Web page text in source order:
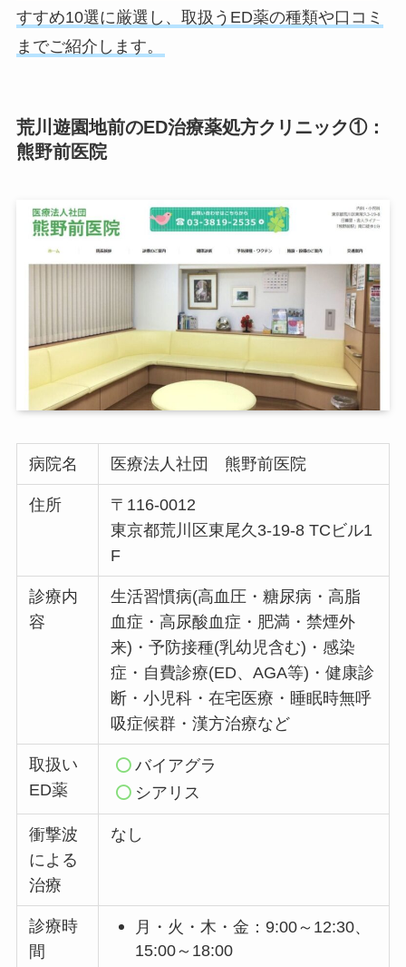
すすめ10選に厳選し、取扱うED薬の種類や口コミ
までご紹介します。
荒川遊園地前のED治療薬処方クリニック①：
熊野前医院
病院名 医療法人社団 熊野前医院
住所
〒116-0012
東京都荒川区東尾久3-19-8 TCビル1
F
診療内
容
生活習慣病(高血圧・糖尿病・高脂
血症・高尿酸血症・肥満・禁煙外
来)・予防接種(乳幼児含む)・感染
症・自費診療(ED、AGA等)・健康診
断・小児科・在宅医療・睡眠時無呼
吸症候群・漢方治療など
取扱い
ED薬
バイアグラ
シアリス
衝撃波
による
治療
なし
診療時
間
月・火・木・金：9:00～12:30、
15:00～18:00